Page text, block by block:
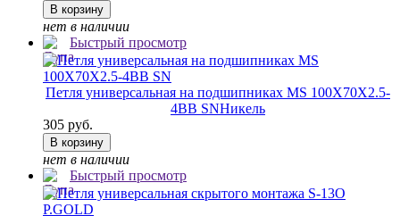
В корзину
нет в наличии
Быстрый просмотр
Петля универсальная на подшипниках MS 100X70X2.5-
4BB SNНикель
305 руб.
В корзину
нет в наличии
Быстрый просмотр